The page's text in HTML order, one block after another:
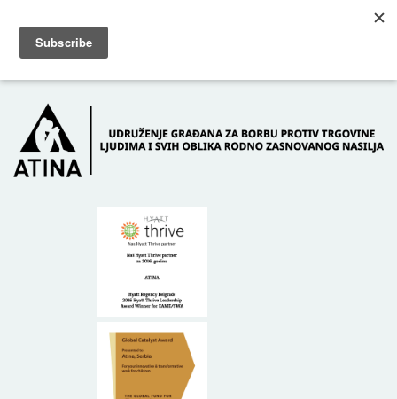
POČETNA O NAMA